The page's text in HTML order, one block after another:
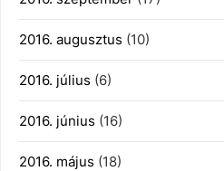
2016. augusztus (10)
2016. július (6)
2016. június (16)
2016. május (18)